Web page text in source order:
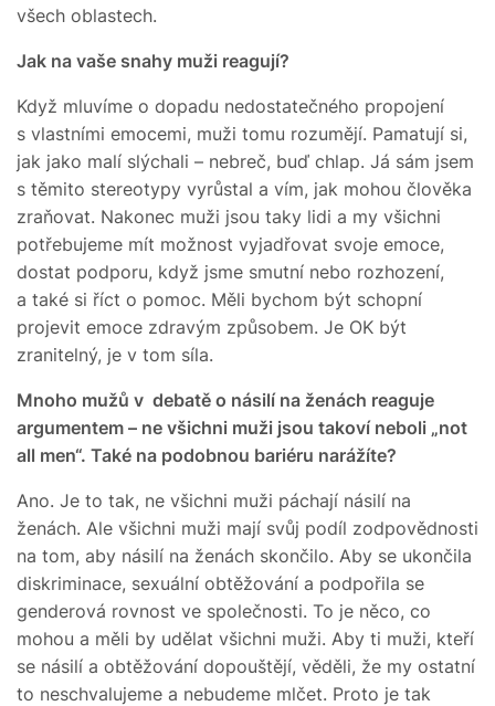
všech oblastech.
Jak na vaše snahy muži reagují?
Když mluvíme o dopadu nedostatečného propojení
s vlastními emocemi, muži tomu rozumějí. Pamatují si,
jak jako malí slýchali – nebreč, buď chlap. Já sám jsem
s těmito stereotypy vyrůstal a vím, jak mohou člověka
zraňovat. Nakonec muži jsou taky lidi a my všichni
potřebujeme mít možnost vyjadřovat svoje emoce,
dostat podporu, když jsme smutní nebo rozhození,
a také si říct o pomoc. Měli bychom být schopní
projevit emoce zdravým způsobem. Je OK být
zranitelný, je v tom síla.
Mnoho mužů v debatě o násilí na ženách reaguje
argumentem – ne všichni muži jsou takoví neboli „not
all men“. Také na podobnou bariéru narážíte?
Ano. Je to tak, ne všichni muži páchají násilí na
ženách. Ale všichni muži mají svůj podíl zodpovědnosti
na tom, aby násilí na ženách skončilo. Aby se ukončila
diskriminace, sexuální obtěžování a podpořila se
genderová rovnost ve společnosti. To je něco, co
mohou a měli by udělat všichni muži. Aby ti muži, kteří
se násilí a obtěžování dopouštějí, věděli, že my ostatní
to neschvalujeme a nebudeme mlčet. Proto je tak